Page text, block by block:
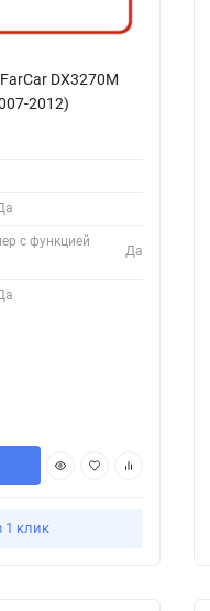
DX3270M
2012)
с функцией
Да
1 клик